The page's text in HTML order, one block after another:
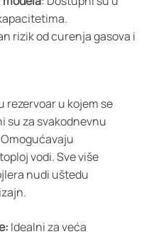
rizik od curenja gasova i
u kojem se
su za svakodnevnu
vodi. Sve više
nudi uštedu
Idealni za veća